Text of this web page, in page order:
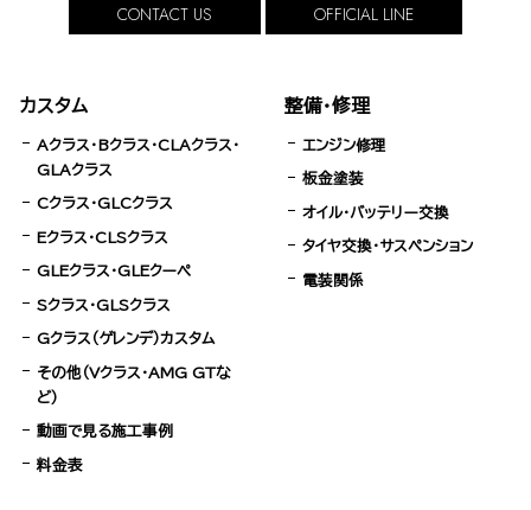
CONTACT US OFFICIAL LINE
カスタム
Aクラス・Bクラス・CLAクラス・
GLAクラス
Cクラス・GLCクラス
Eクラス・CLSクラス
GLEクラス・GLEクーペ
Sクラス・GLSクラス
Gクラス（ゲレンデ）カスタム
その他（Vクラス・AMG GTな
ど）
動画で見る施工事例
料金表
整備・修理
エンジン修理
板金塗装
オイル・バッテリー交換
タイヤ交換・サスペンション
電装関係